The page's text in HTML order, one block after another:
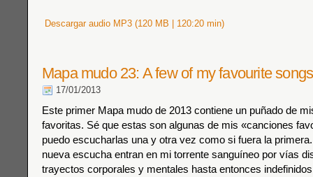
Descargar audio MP3 (120 MB | 120:20 min)
Mapa mudo 23: A few of my favourite
17/01/2013
Este primer Mapa mudo de 2013 contiene un puñado de
favoritas. Sé que estas son algunas de mis «canciones
puedo escucharlas una y otra vez como si fuera la
nueva escucha entran en mi torrente sanguíneo por vías
trayectos corporales y mentales hasta entonces